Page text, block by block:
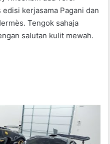
kerjasama Pagani dan
Tengok sahaja
salutan kulit mewah.